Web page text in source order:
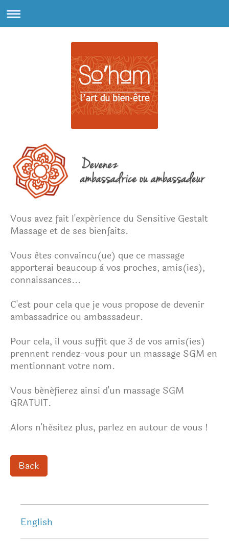
Vous avez fait l'expérience du Sensitive Gestalt
Massage et de ses bienfaits.
Vous êtes convaincu(ue) que ce massage
apporterai beaucoup à vos proches, amis(ies),
connaissances...
C'est pour cela que je vous propose de devenir
ambassadrice ou ambassadeur.
Pour cela, il vous suffit que 3 de vos amis(ies)
prennent rendez-vous pour un massage SGM en
mentionnant votre nom.
Vous bénéfierez ainsi d'un massage SGM
GRATUIT.
Alors n'hésitez plus, parlez en autour de vous !
Back
English